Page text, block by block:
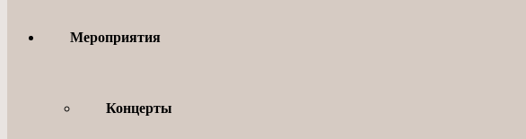
Мероприятия
Концерты